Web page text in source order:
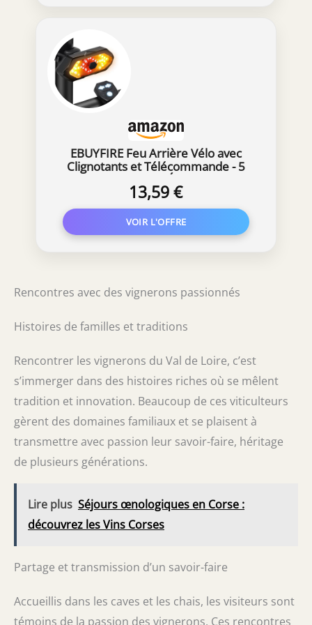
EBUYFIRE Feu Arrière Vélo avec
Clignotants et Télécommande - 5
Modes LED, IPX4 Étanche, USB
Rechargeable, Klaxon Intégré,
Montage Universel pour
Guidon/Casque/Porte-Bagages-
FR1820
13,59 €
Rencontres avec des vignerons passionnés
Histoires de familles et traditions
Rencontrer les vignerons du Val de Loire, c’est
s’immerger dans des histoires riches où se mêlent
tradition et innovation. Beaucoup de ces viticulteurs
gèrent des domaines familiaux et se plaisent à
transmettre avec passion leur savoir-faire, héritage
de plusieurs générations.
Lire plus Séjours œnologiques en Corse :
découvrez les Vins Corses
Partage et transmission d’un savoir-faire
Accueillis dans les caves et les chais, les visiteurs sont
témoins de la passion des vignerons. Ces rencontres